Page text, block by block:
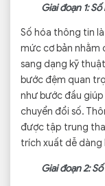
Giai đoạn 1:
Số hóa thông tin
mức cơ bản nhằm
sang dạng kỹ
bước đệm quan
như bước đầu
chuyển đổi số.
được tập trung
trích xuất dễ dàng
Giai đoạn 2: